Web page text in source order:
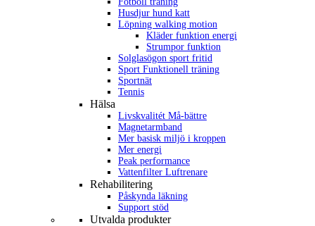
Husdjur hund katt
Löpning walking motion
Kläder funktion energi
Strumpor funktion
Solglasögon sport fritid
Sport Funktionell träning
Sportnät
Tennis
Hälsa
Livskvalitét Må-bättre
Magnetarmband
Mer basisk miljö i kroppen
Mer energi
Peak performance
Vattenfilter Luftrenare
Rehabilitering
Påskynda läkning
Support stöd
Utvalda produkter